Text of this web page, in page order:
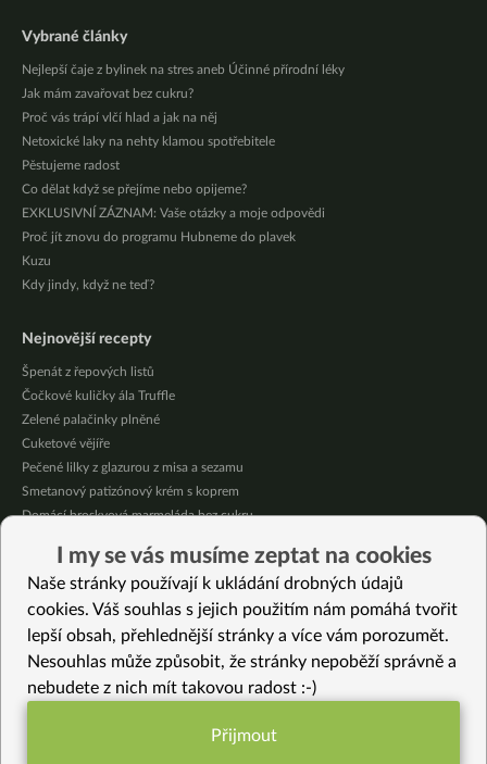
Vybrané články
Nejlepší čaje z bylinek na stres aneb Účinné přírodní léky
Jak mám zavařovat bez cukru?
Proč vás trápí vlčí hlad a jak na něj
Netoxické laky na nehty klamou spotřebitele
Pěstujeme radost
Co dělat když se přejíme nebo opijeme?
EXKLUSIVNÍ ZÁZNAM: Vaše otázky a moje odpovědi
Proč jít znovu do programu Hubneme do plavek
Kuzu
Kdy jindy, když ne teď?
Nejnovější recepty
Špenát z řepových listů
Čočkové kuličky ála Truffle
Zelené palačinky plněné
Cuketové vějíře
Pečené lilky z glazurou z misa a sezamu
Smetanový patizónový krém s koprem
Domácí broskvová marmeláda bez cukru
Citrónové jablečné muffiny se sójovou šlehačkou
Oves provoněný citrónem a bazalkou
Vybrané recepty
“Tvarohová” tofu pomazánka s mrkví
Hořká čokoláda – luxusní domácí pudink
I my se vás musíme zeptat na cookies
Naše stránky používají k ukládání drobných údajů
cookies. Váš souhlas s jejich použitím nám pomáhá tvořit
lepší obsah, přehlednější stránky a více vám porozumět.
Nesouhlas může způsobit, že stránky nepoběží správně a
nebudete z nich mít takovou radost :-)
Funkční nastavení potřebujeme (vždy
Přijmout